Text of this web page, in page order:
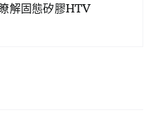
解固態矽膠HTV